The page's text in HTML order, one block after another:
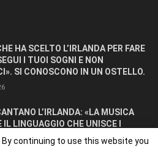
HA SCELTO L’IRLANDA PER FARE
I TUOI SOGNI E NON
SI CONOSCONO IN UN OSTELLO.
L’IRLANDA: «LA MUSICA
IL LINGUAGGIO CHE UNISCE I
continuing to use this website you